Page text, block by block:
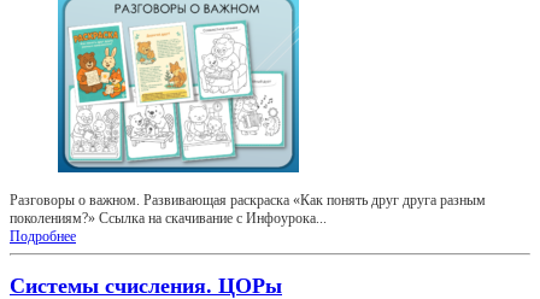
Разговоры о важном. Развивающая раскраска «Как понять друг друга разным
поколениям?» Ссылка на скачивание с Инфоурока...
Подробнее
Системы счисления. ЦОРы